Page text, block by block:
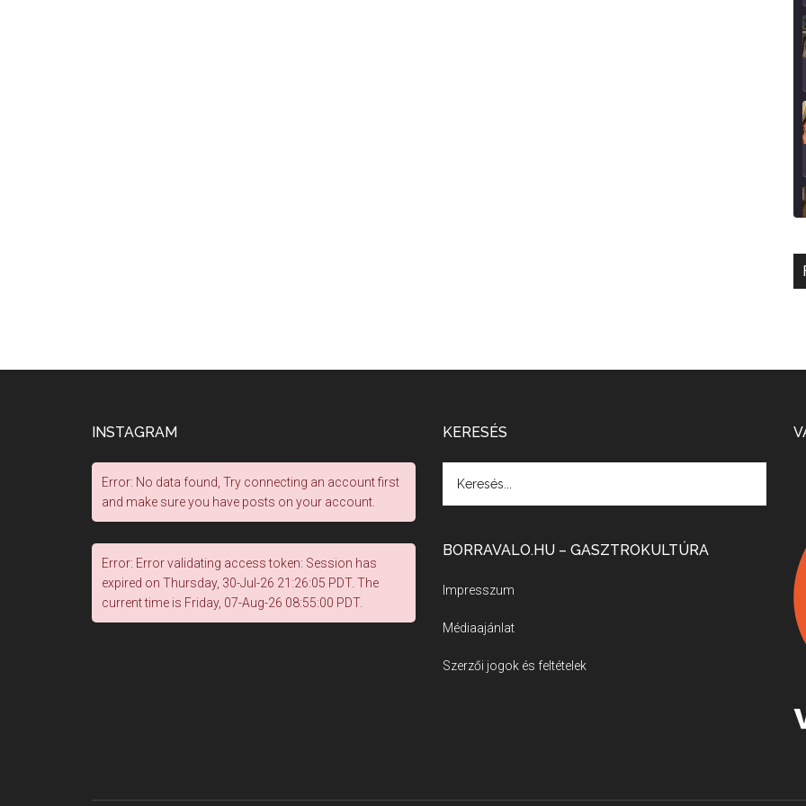
INSTAGRAM
Error: No data found, Try connecting an account first
and make sure you have posts on your account.
Error: Error validating access token: Session has
expired on Thursday, 30-Jul-26 21:26:05 PDT. The
current time is Friday, 07-Aug-26 08:55:00 PDT.
KERESÉS
BORRAVALO.HU – GASZTROKULTÚRA
Impresszum
Médiaajánlat
Szerzői jogok és feltételek